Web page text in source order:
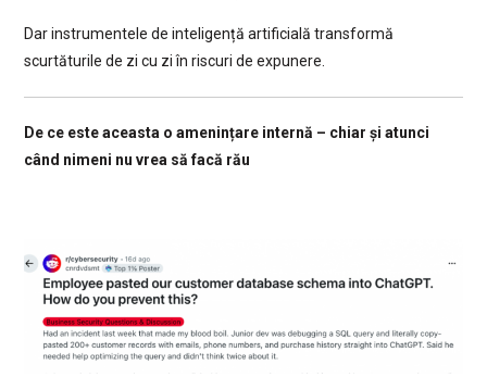
Dar instrumentele de inteligență artificială transformă
scurtăturile de zi cu zi în riscuri de expunere.
De ce este aceasta o amenințare internă – chiar și atunci
când nimeni nu vrea să facă rău